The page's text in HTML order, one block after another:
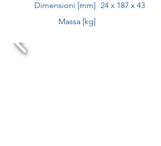
Dimensioni [mm] 24 x 187 x 43
Massa [kg]